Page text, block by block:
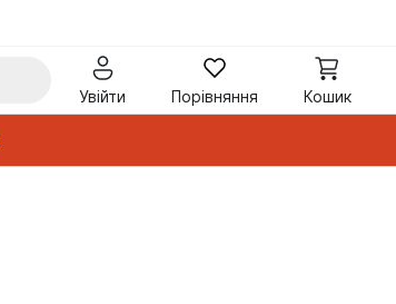
Увійти Порівняння Кошик